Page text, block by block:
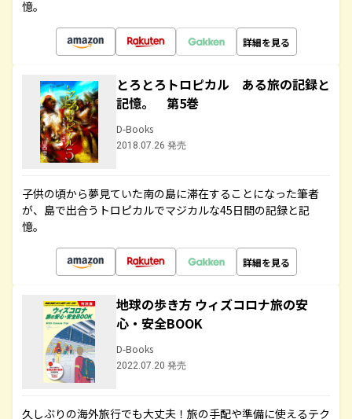
憶。
詳細を見る
とろとろトロピカル ある旅の記録と
記憶。 第5巻
D-Books
2018.07.26 発売
子供の頃から夢見ていた南の島に滞在することになった筆者
が、島で出合うトロピカルでマジカルな45日間の記録と記
憶。
詳細を見る
地球の歩き方 ウィズコロナ旅の安
心・安全BOOK
D-Books
2022.07.20 発売
久しぶりの海外旅行でも大丈夫！旅の手配や準備に使えるテク